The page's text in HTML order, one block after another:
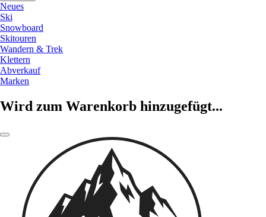
Neues
Ski
Snowboard
Skitouren
Wandern & Trek
Klettern
Abverkauf
Marken
Wird zum Warenkorb hinzugefügt...